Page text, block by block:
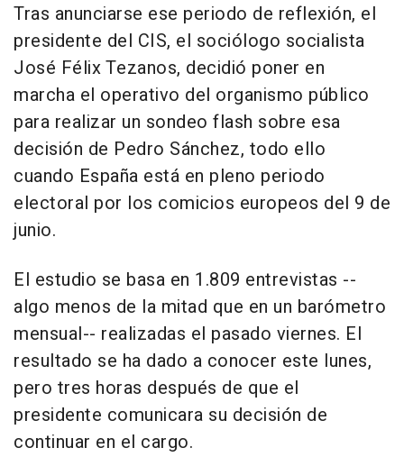
Tras anunciarse ese periodo de reflexión, el
presidente del CIS, el sociólogo socialista
José Félix Tezanos, decidió poner en
marcha el operativo del organismo público
para realizar un sondeo flash sobre esa
decisión de Pedro Sánchez, todo ello
cuando España está en pleno periodo
electoral por los comicios europeos del 9 de
junio.
El estudio se basa en 1.809 entrevistas --
algo menos de la mitad que en un barómetro
mensual-- realizadas el pasado viernes. El
resultado se ha dado a conocer este lunes,
pero tres horas después de que el
presidente comunicara su decisión de
continuar en el cargo.